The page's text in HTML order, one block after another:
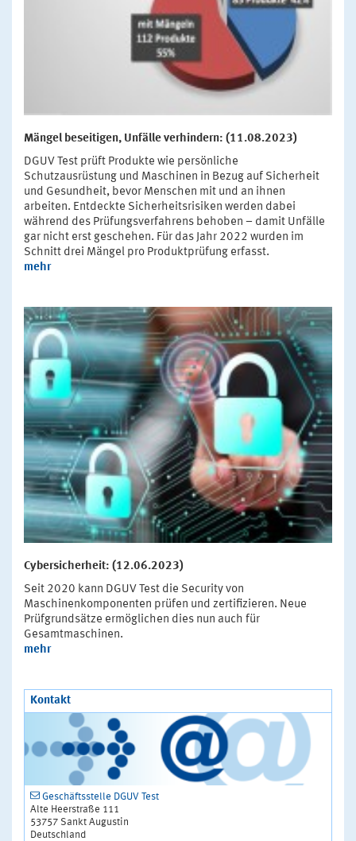
Mängel beseitigen, Unfälle verhindern: (11.08.2023)
DGUV Test prüft Produkte wie persönliche
Schutzausrüstung und Maschinen in Bezug auf Sicherheit
und Gesundheit, bevor Menschen mit und an ihnen
arbeiten. Entdeckte Sicherheitsrisiken werden dabei
während des Prüfungsverfahrens behoben – damit Unfälle
gar nicht erst geschehen. Für das Jahr 2022 wurden im
Schnitt drei Mängel pro Produktprüfung erfasst.
mehr
Cybersicherheit: (12.06.2023)
Seit 2020 kann DGUV Test die Security von
Maschinenkomponenten prüfen und zertifizieren. Neue
Prüfgrundsätze ermöglichen dies nun auch für
Gesamtmaschinen.
mehr
Kontakt
Geschäftsstelle DGUV Test
Alte Heerstraße 111
53757 Sankt Augustin
Deutschland